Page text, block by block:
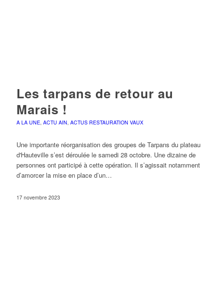
Les tarpans de retour au
Marais !
A LA UNE, ACTU AIN, ACTUS RESTAURATION VAUX
Une importante réorganisation des groupes de Tarpans du plateau
d'Hauteville s’est déroulée le samedi 28 octobre. Une dizaine de
personnes ont participé à cette opération. Il s’agissait notamment
d’amorcer la mise en place d’un…
17 novembre 2023